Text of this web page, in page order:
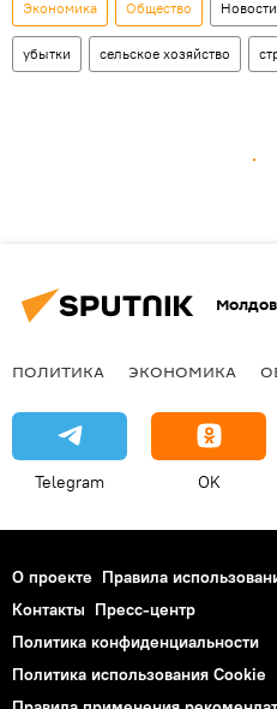
Экономика Общество Новости
убытки сельское хозяйство
ПОЛИТИКА ЭКОНОМИКА
Telegram OK
О проекте Правила
Контакты Пресс-центр
Политика конфиденциальности
Политика использования Cookie